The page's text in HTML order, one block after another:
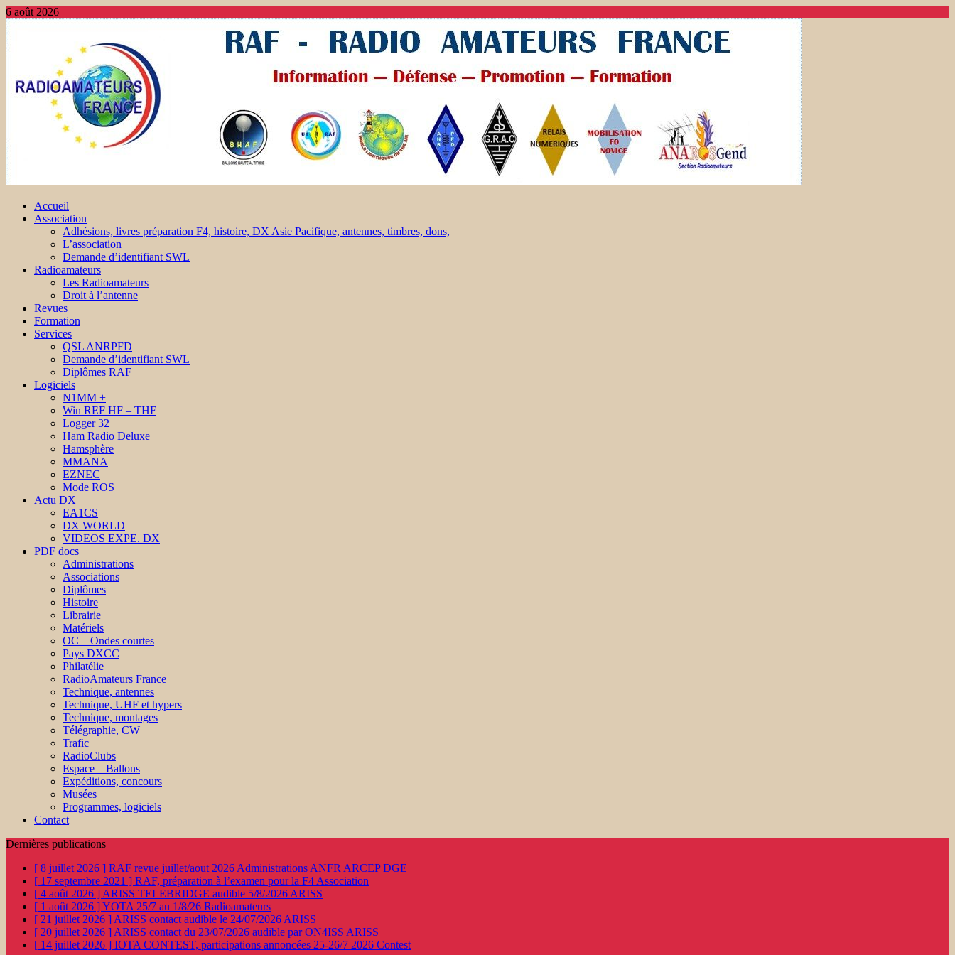
6 août 2026
Accueil
Association
Adhésions, livres préparation F4, histoire, DX Asie Pacifique, antennes, timbres, dons,
L’association
Demande d’identifiant SWL
Radioamateurs
Les Radioamateurs
Droit à l’antenne
Revues
Formation
Services
QSL ANRPFD
Demande d’identifiant SWL
Diplômes RAF
Logiciels
N1MM +
Win REF HF – THF
Logger 32
Ham Radio Deluxe
Hamsphère
MMANA
EZNEC
Mode ROS
Actu DX
EA1CS
DX WORLD
VIDEOS EXPE. DX
PDF docs
Administrations
Associations
Diplômes
Histoire
Librairie
Matériels
OC – Ondes courtes
Pays DXCC
Philatélie
RadioAmateurs France
Technique, antennes
Technique, UHF et hypers
Technique, montages
Télégraphie, CW
Trafic
RadioClubs
Espace – Ballons
Expéditions, concours
Musées
Programmes, logiciels
Contact
Dernières publications
[ 8 juillet 2026 ] RAF revue juillet/aout 2026 Administrations ANFR ARCEP DGE
[ 17 septembre 2021 ] RAF, préparation à l’examen pour la F4 Association
[ 4 août 2026 ] ARISS TELEBRIDGE audible 5/8/2026 ARISS
[ 1 août 2026 ]YOTA 25/7 au 1/8/26 Radioamateurs
[ 21 juillet 2026 ] ARISS contact audible le 24/07/2026 ARISS
[ 20 juillet 2026 ] ARISS contact du 23/07/2026 audible par ON4ISS ARISS
[ 14 juillet 2026 ] IOTA CONTEST, participations annoncées 25-26/7 2026 Contest